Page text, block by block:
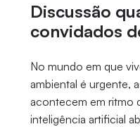
Discussão
convidados
No mundo em que
ambiental é urgente,
acontecem em ritmo
inteligência artificial